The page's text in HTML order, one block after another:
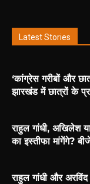
Latest Stories
‘कांग्रेस गरीबों और
झारखंड में छात्रों के
राहुल गांधी, अखिलेश
का इस्तीफा मांगेंगे?
राहुल गांधी और